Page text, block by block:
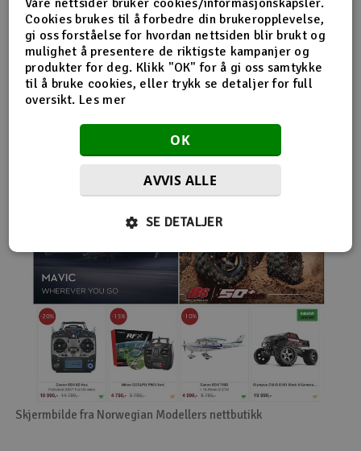
nybegynnerutstyr og avanserte løsninger hos samme
leverandør. Da internett for alvor endret
handelsmønstrene på 2000-tallet, satset Norwegian
Modellers tidlig på netthandel. Nettbutikken modellers.no
gjorde det mulig for kunder fra hele landet å handle
spesialprodukter som tidligere ofte bare var tilgjengelige i
større byer. Samtidig fortsatte selskapet å drive fysisk
Skjermbilde fra Norwegian Modellers nettbutikk
Cookies brukes til å forbedre din brukeropplevelse,
gi oss forståelse for hvordan nettsiden blir brukt og
mulighet å presentere de riktigste kampanjer og
produkter for deg. Klikk "OK" for å gi oss samtykke
til å bruke cookies, eller trykk se detaljer for full
oversikt. Les mer
OK
AVVIS ALLE
SE DETALJER